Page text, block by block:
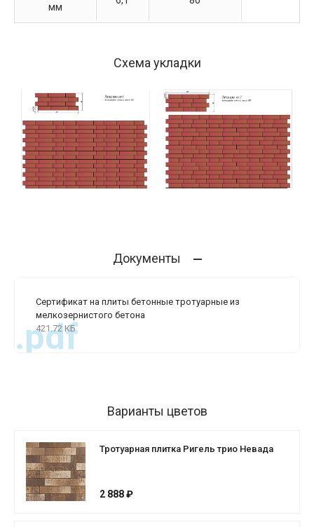
мм
Схема укладки
Документы
Сертификат на плиты бетонные тротуарные из
мелкозернистого бетона
421.72 КБ
.pdf
Варианты цветов
Тротуарная плитка Ригель трио Невада
2 888 ₽